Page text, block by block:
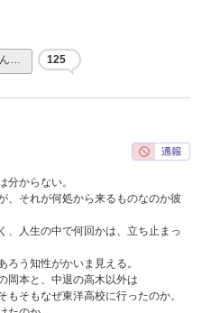
… 125
分からない。
、それが何処から来るものなのか彼
、人生の中で何回かは、立ち止まっ
ろう知性がかいま見える。
岡本と、中退の高木以外は
そもなぜ東洋高校に行ったのか。